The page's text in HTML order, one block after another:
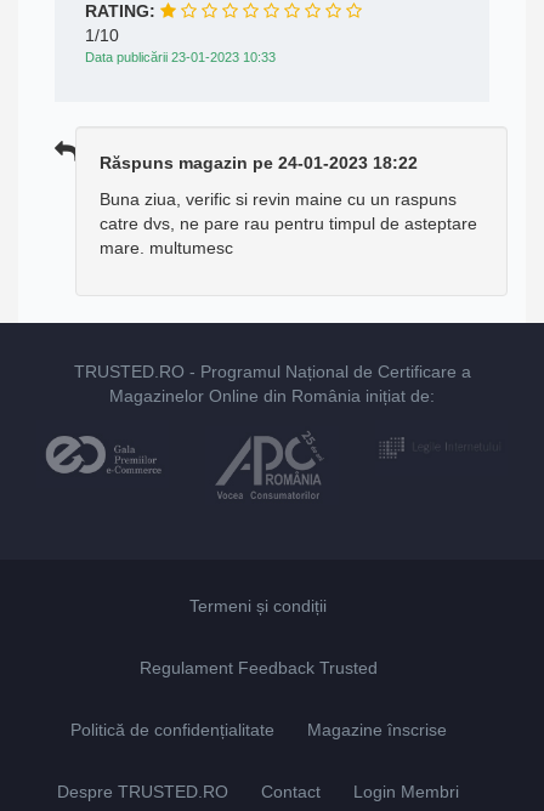
RATING:
1/10
Data publicării 23-01-2023 10:33
Răspuns magazin pe 24-01-2023 18:22
Buna ziua, verific si revin maine cu un raspuns
catre dvs, ne pare rau pentru timpul de asteptare
mare. multumesc
TRUSTED.RO - Programul Național de Certificare a
Magazinelor Online din România inițiat de:
Termeni și condiții
Regulament Feedback Trusted
Politică de confidențialitate Magazine înscrise
Despre TRUSTED.RO Contact Login Membri